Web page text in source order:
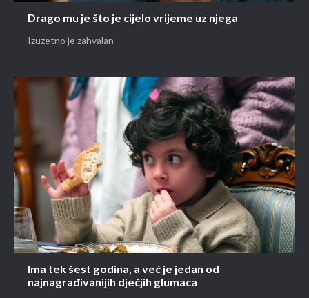
Drago mu je što je cijelo vrijeme uz njega
Izuzetno je zahvalan
Ima tek šest godina, a već je jedan od
najnagrađivanijih dječjih glumaca